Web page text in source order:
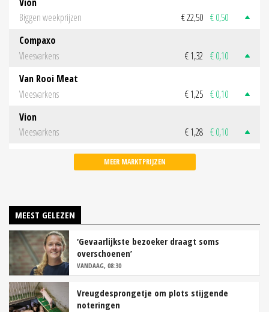
Biggen weekprijzen
€ 22,50 € 0,50
Compaxo
Vleesvarkens
€ 1,32 € 0,10
Van Rooi Meat
Vleesvarkens
€ 1,25 € 0,10
Vion
Vleesvarkens
€ 1,28 € 0,10
MEER MARKTPRIJZEN
MEEST GELEZEN
‘Gevaarlijkste bezoeker draagt soms
overschoenen’
VANDAAG, 08:30
Vreugdesprongetje om plots stijgende
noteringen